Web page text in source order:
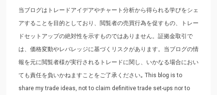
当ブログはトレードアイデアやチャート分析から得られる学びをシェ
アすることを目的としており、閲覧者の売買行為を促すもの、トレー
ドセットアップの絶対性を示すものではありません。証拠金取引で
は、価格変動やレバレッジに基づくリスクがあります。当ブログの情
報を元に閲覧者様が実行されるトレードに関し、いかなる場合におい
ても責任を負いかねますことをご了承ください｡ This blog is to
share my trade ideas, not to claim definitive trade set-ups nor to